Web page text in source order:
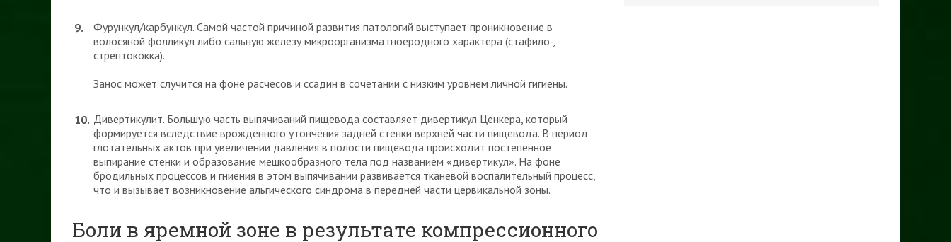
Фурункул/карбункул. Самой частой причиной развития патологий выступает проникновение в
волосяной фолликул либо сальную железу микроорганизма гноеродного характера (стафило-,
стрептококка).
Занос может случится на фоне расчесов и ссадин в сочетании с низким уровнем личной гигиены.
Дивертикулит. Большую часть выпячиваний пищевода составляет дивертикул Ценкера, который
формируется вследствие врожденного утончения задней стенки верхней части пищевода. В период
глотательных актов при увеличении давления в полости пищевода происходит постепенное
выпирание стенки и образование мешкообразного тела под названием «дивертикул». На фоне
бродильных процессов и гниения в этом выпячивании развивается тканевой воспалительный процесс,
что и вызывает возникновение альгического синдрома в передней части цервикальной зоны.
Боли в яремной зоне в результате компрессионного